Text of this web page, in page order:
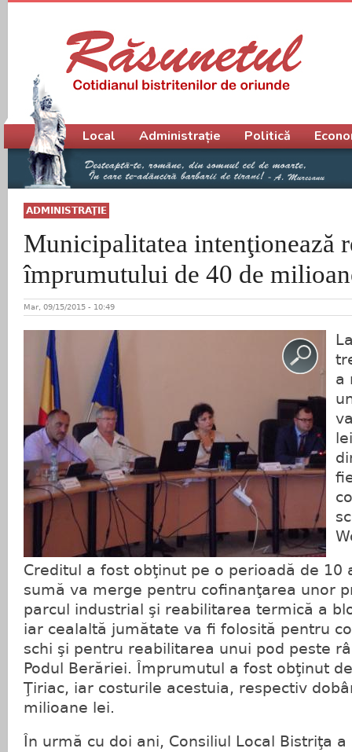
ADMINISTRAŢIE
Municipalitatea intenţionează
împrumutului de 40 de
Mar, 09/15/2015 - 10:49
a
Creditul a fost obţinut pe o perioadă de 10
sumă va merge pentru cofinanţarea unor
parcul industrial şi reabilitarea termică a
iar cealaltă jumătate va fi folosită pentru
schi şi pentru reabilitarea unui pod peste
Podul Berăriei. Împrumutul a fost obţinut
Ţiriac, iar costurile acestuia, respectiv
milioane lei.
În urmă cu doi ani, Consiliul Local Bistriţa
Meniu principal
Local Administrație Politică